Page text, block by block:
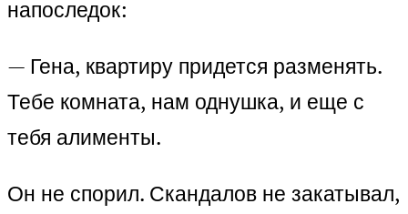
напоследок:
— Гена, квартиру придется разменять.
Тебе комната, нам однушка, и еще с
тебя алименты.
Он не спорил. Скандалов не закатывал,